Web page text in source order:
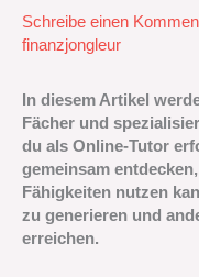
Schreibe einen
finanzjongleur
In diesem Artikel
Fächer und
du als Online-Tutor
gemeinsam
Fähigkeiten nutzen
zu generieren und
erreichen.